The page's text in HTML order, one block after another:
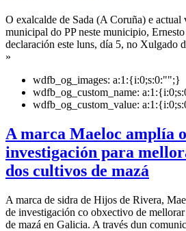
O exalcalde de Sada (A Coruña) e
municipal do PP neste municipio,
declaración este luns, día 5, no Xulgado
»
wdfb_og_images: a:1:{i:0;s:0:"";}
wdfb_og_custom_name:
wdfb_og_custom_value:
A marca Maeloc amplía
investigación para
dos cultivos de mazá
A marca de sidra de Hijos de Rivera,
de investigación co obxectivo de
de mazá en Galicia. A través dun